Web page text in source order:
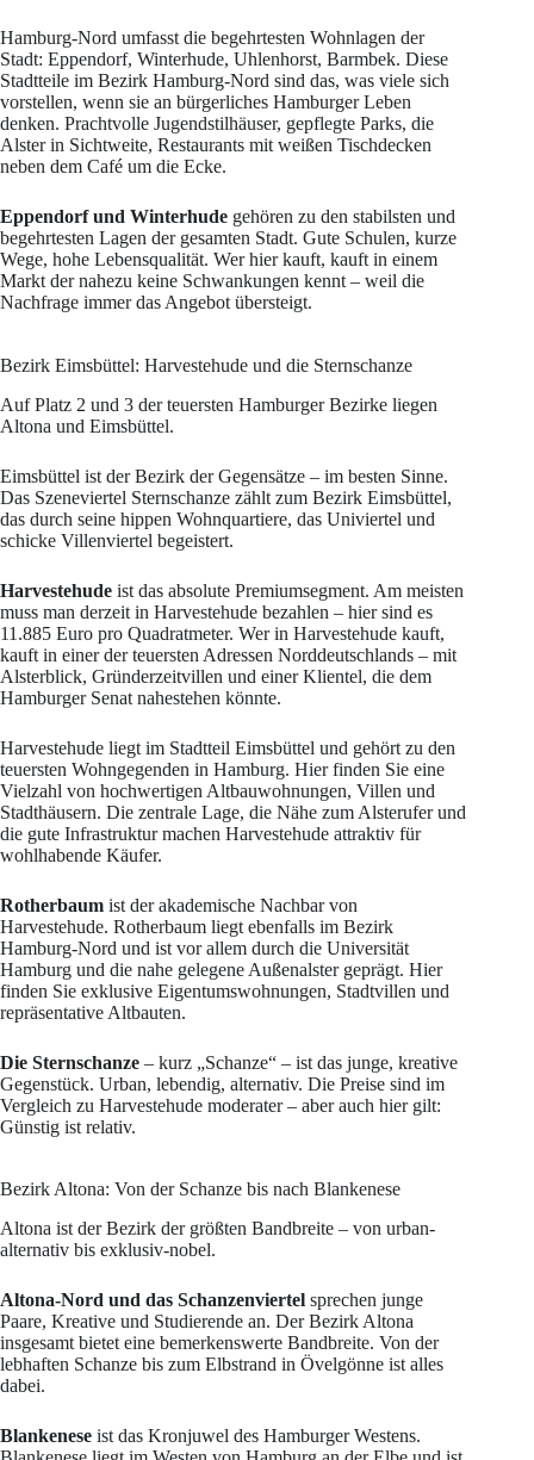
Hamburg-Nord umfasst die begehrtesten Wohnlagen der
Stadt: Eppendorf, Winterhude, Uhlenhorst, Barmbek. Diese
Stadtteile im Bezirk Hamburg-Nord sind das, was viele sich
vorstellen, wenn sie an bürgerliches Hamburger Leben
denken. Prachtvolle Jugendstilhäuser, gepflegte Parks, die
Alster in Sichtweite, Restaurants mit weißen Tischdecken
neben dem Café um die Ecke.
Eppendorf und Winterhude gehören zu den stabilsten und
begehrtesten Lagen der gesamten Stadt. Gute Schulen, kurze
Wege, hohe Lebensqualität. Wer hier kauft, kauft in einem
Markt der nahezu keine Schwankungen kennt – weil die
Nachfrage immer das Angebot übersteigt.
Bezirk Eimsbüttel: Harvestehude und die Sternschanze
Auf Platz 2 und 3 der teuersten Hamburger Bezirke liegen
Altona und Eimsbüttel.
Eimsbüttel ist der Bezirk der Gegensätze – im besten Sinne.
Das Szeneviertel Sternschanze zählt zum Bezirk Eimsbüttel,
das durch seine hippen Wohnquartiere, das Univiertel und
schicke Villenviertel begeistert.
Harvestehude ist das absolute Premiumsegment. Am meisten
muss man derzeit in Harvestehude bezahlen – hier sind es
11.885 Euro pro Quadratmeter. Wer in Harvestehude kauft,
kauft in einer der teuersten Adressen Norddeutschlands – mit
Alsterblick, Gründerzeitvillen und einer Klientel, die dem
Hamburger Senat nahestehen könnte.
Harvestehude liegt im Stadtteil Eimsbüttel und gehört zu den
teuersten Wohngegenden in Hamburg. Hier finden Sie eine
Vielzahl von hochwertigen Altbauwohnungen, Villen und
Stadthäusern. Die zentrale Lage, die Nähe zum Alsterufer und
die gute Infrastruktur machen Harvestehude attraktiv für
wohlhabende Käufer.
Rotherbaum ist der akademische Nachbar von
Harvestehude. Rotherbaum liegt ebenfalls im Bezirk
Hamburg-Nord und ist vor allem durch die Universität
Hamburg und die nahe gelegene Außenalster geprägt. Hier
finden Sie exklusive Eigentumswohnungen, Stadtvillen und
repräsentative Altbauten.
Die Sternschanze – kurz „Schanze“ – ist das junge, kreative
Gegenstück. Urban, lebendig, alternativ. Die Preise sind im
Vergleich zu Harvestehude moderater – aber auch hier gilt:
Günstig ist relativ.
Bezirk Altona: Von der Schanze bis nach Blankenese
Altona ist der Bezirk der größten Bandbreite – von urban-
alternativ bis exklusiv-nobel.
Altona-Nord und das Schanzenviertel sprechen junge
Paare, Kreative und Studierende an. Der Bezirk Altona
insgesamt bietet eine bemerkenswerte Bandbreite. Von der
lebhaften Schanze bis zum Elbstrand in Övelgönne ist alles
dabei.
Blankenese ist das Kronjuwel des Hamburger Westens.